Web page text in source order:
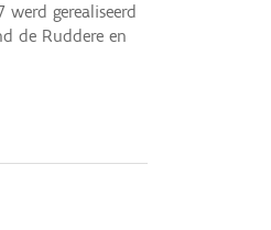
gerealiseerd
de Ruddere en